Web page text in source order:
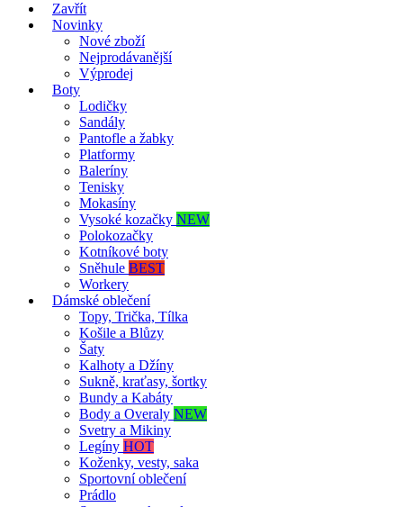
Zavřít
Novinky
Nové zboží
Nejprodávanější
Výprodej
Boty
Lodičky
Sandály
Pantofle a žabky
Platformy
Baleríny
Tenisky
Mokasíny
Vysoké kozačky NEW
Polokozačky
Kotníkové boty
Sněhule BEST
Workery
Dámské oblečení
Topy, Trička, Tílka
Košile a Blůzy
Šaty
Kalhoty a Džíny
Sukně, kraťasy, šortky
Bundy a Kabáty
Body a Overaly NEW
Svetry a Mikiny
Legíny HOT
Koženky, vesty, saka
Sportovní oblečení
Prádlo